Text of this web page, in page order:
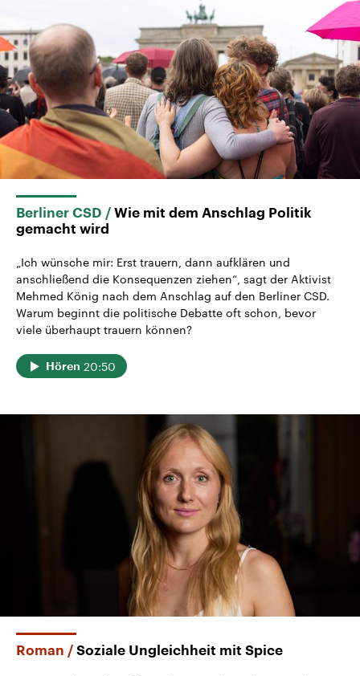
Berliner CSD
Wie mit dem Anschlag Politik
gemacht wird
„Ich wünsche mir: Erst trauern, dann aufklären und
anschließend die Konsequenzen ziehen“, sagt der Aktivist
Mehmed König nach dem Anschlag auf den Berliner CSD.
Warum beginnt die politische Debatte oft schon, bevor
viele überhaupt trauern können?
Hören 20:50
Roman Soziale Ungleichheit mit Spice